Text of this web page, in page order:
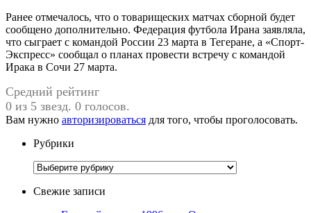
Ранее отмечалось, что о товарищеских матчах сборной будет
сообщено дополнительно. Федерация футбола Ирана заявляла,
что сыграет с командой России 23 марта в Тегеране, а «Спорт-
Экспресс» сообщал о планах провести встречу с командой
Ирака в Сочи 27 марта.
Средний рейтинг
0 из 5 звезд. 0 голосов.
Вам нужно авторизироваться для того, чтобы проголосовать.
Рубрики
Рубрики
Свежие записи